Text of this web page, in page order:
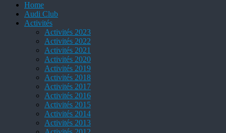
Home
Audi Club
Activités
Activités 2023
Activités 2022
Activités 2021
Activités 2020
Activités 2019
Activités 2018
Activités 2017
Activités 2016
Activités 2015
Activités 2014
Activités 2013